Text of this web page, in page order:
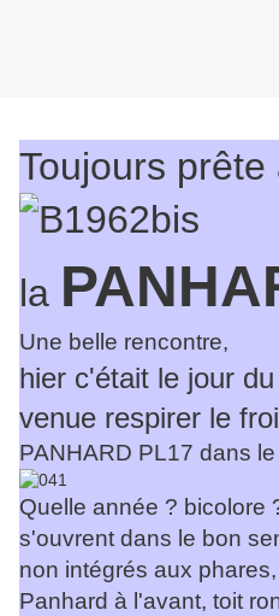
Toujours prête
la
Une belle rencontre,
hier c'était le jour
venue respirer le
PANHARD PL17 dans le
Quelle année ? bicolore
s'ouvrent dans le bon
non intégrés aux
Panhard à l'avant, toit